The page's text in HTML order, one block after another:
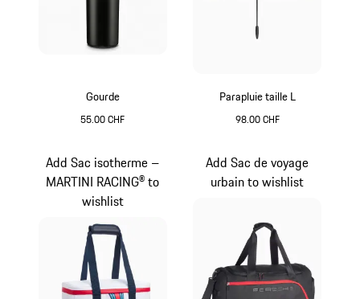
Gourde
55.00 CHF
Parapluie taille L
98.00 CHF
Add Sac isotherme –
MARTINI RACING® to
wishlist
Add Sac de voyage
urbain to wishlist